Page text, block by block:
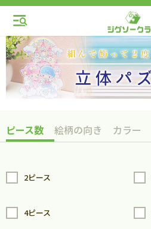
ピース数 絵柄の向き カラー
2ピース
4ピース